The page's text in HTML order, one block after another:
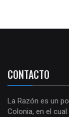
CONTACTO
La Razón es un
Colonia, en el